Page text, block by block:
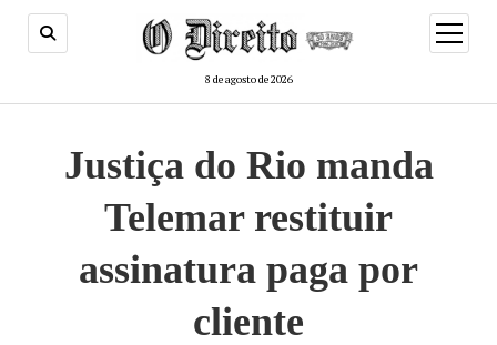
8 de agosto de 2026
menu
de
Justiça do Rio manda
Telemar restituir
assinatura paga por
cliente